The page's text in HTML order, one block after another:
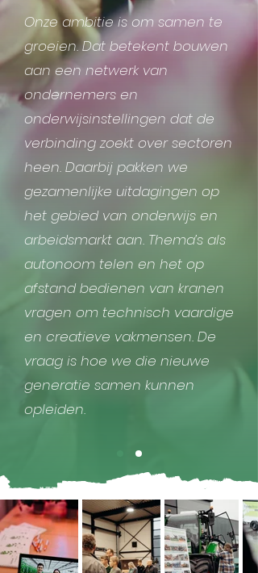
Onze ambitie is om samen te
groeien. Dat betekent bouwen
aan een netwerk van
ondernemers en
onderwijsinstellingen dat de
verbinding zoekt over sectoren
heen. Daarbij pakken we
gezamenlijke uitdagingen op
het gebied van onderwijs en
arbeidsmarkt aan. Thema’s als
autonoom telen en het op
afstand bedienen van kranen
vragen om technisch vaardige
en creatieve vakmensen. De
vraag is hoe we die nieuwe
generatie samen kunnen
opleiden.